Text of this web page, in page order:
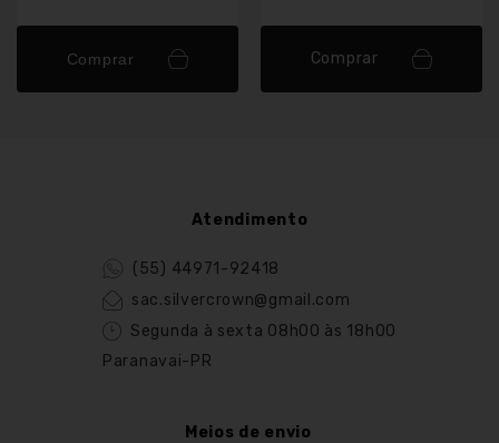
Comprar Comprar
Atendimento
(55) 44971-92418
sac.silvercrown@gmail.com
Segunda à sexta 08h00 às 18h00
Paranavai-PR
Meios de envio